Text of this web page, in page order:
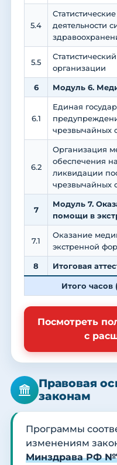
5.4
деятельности
5.5
организации
6 Модуль 6.
6.1
Единая
чрезвычайных
6.2
Организация
обеспечения
ликвидации
чрезвычайных
7
Модуль 7.
помощи в
7.1
Оказание
экстренной
8 Итоговая
Итого часов
Посмотреть
с
Правовая
законам
Программы
изменениям
Минздрава РФ